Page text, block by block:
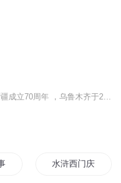
水浒西门庆